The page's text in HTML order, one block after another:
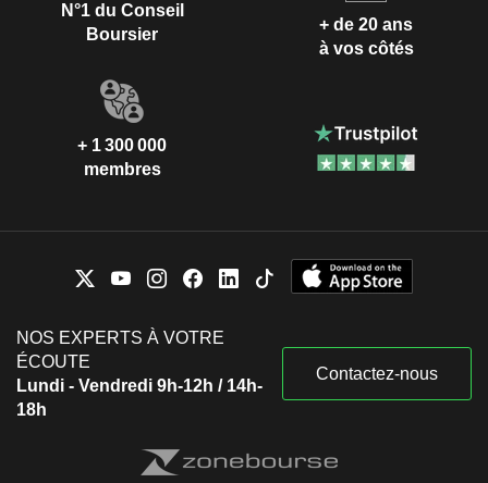
N°1 du Conseil
Boursier
+ de 20 ans
à vos côtés
+ 1 300 000
membres
NOS EXPERTS À VOTRE
ÉCOUTE
Lundi - Vendredi 9h-12h / 14h-
18h
Contactez-nous